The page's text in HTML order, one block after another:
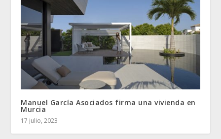
Manuel García Asociados firma una vivienda en
Murcia
17 julio, 2023